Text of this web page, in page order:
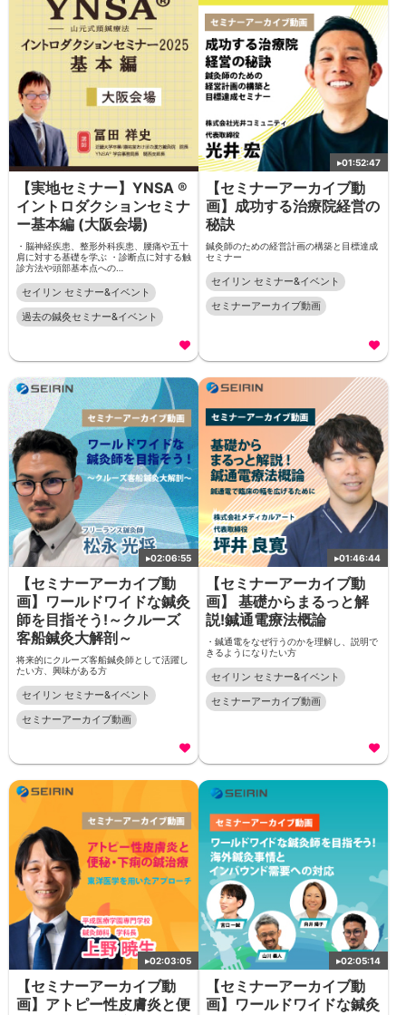
【実地セミナー】YNSA ®
イントロダクションセミナ
ー基本編 (大阪会場)
・脳神経疾患、整形外科疾患、腰痛や五十
肩に対する基礎を学ぶ ・診断点に対する触
診方法や頭部基本点への…
セイリン セミナー&イベント
過去の鍼灸セミナー&イベント
▸01:52:47
【セミナーアーカイブ動
画】成功する治療院経営の
秘訣
鍼灸師のための経営計画の構築と目標達成
セミナー
セイリン セミナー&イベント
セミナーアーカイブ動画
▸02:06:55
【セミナーアーカイブ動
画】ワールドワイドな鍼灸
師を目指そう!～クルーズ
客船鍼灸大解剖～
将来的にクルーズ客船鍼灸師として活躍し
たい方、興味がある方
セイリン セミナー&イベント
セミナーアーカイブ動画
▸01:46:44
【セミナーアーカイブ動
画】 基礎からまるっと解
説!鍼通電療法概論
・鍼通電をなぜ行うのかを理解し、説明で
きるようになりたい方
セイリン セミナー&イベント
セミナーアーカイブ動画
▸02:03:05
【セミナーアーカイブ動
画】アトピー性皮膚炎と便
▸02:05:14
【セミナーアーカイブ動
画】ワールドワイドな鍼灸